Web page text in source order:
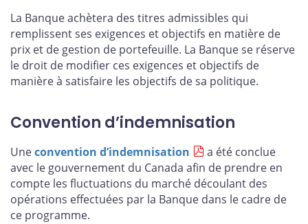
La Banque achètera des titres admissibles qui
remplissent ses exigences et objectifs en matière de
prix et de gestion de portefeuille. La Banque se réserve
le droit de modifier ces exigences et objectifs de
manière à satisfaire les objectifs de sa politique.
Convention d’indemnisation
Uneconvention d’indemnisation
a été conclue
avec le gouvernement du Canada afin de prendre en
compte les fluctuations du marché découlant des
opérations effectuées par la Banque dans le cadre de
ce programme.